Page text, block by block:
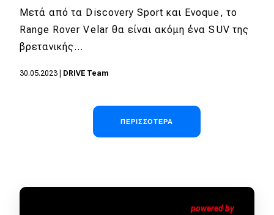
Μετά από τα Discovery Sport και Evoque, το
Range Rover Velar θα είναι ακόμη ένα SUV της
βρετανικής…
30.05.2023 DRIVE Team
ΠΕΡΙΣΣΌΤΕΡΑ